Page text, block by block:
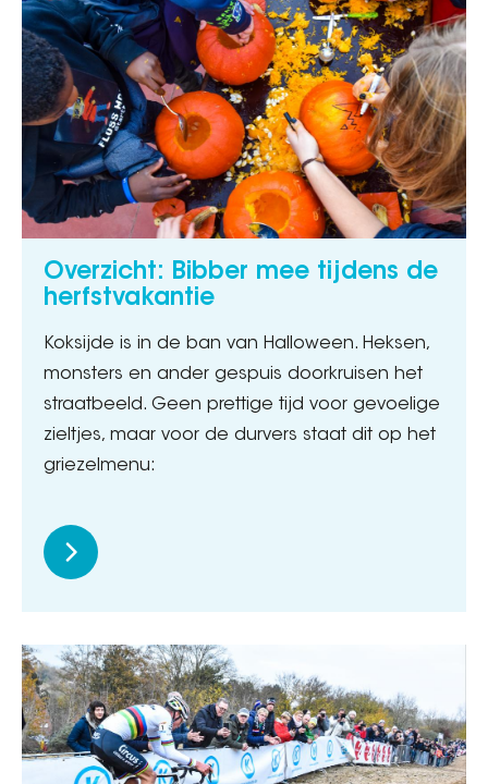
Overzicht: Bibber mee tijdens de
herfstvakantie
Koksijde is in de ban van Halloween. Heksen,
monsters en ander gespuis doorkruisen het
straatbeeld. Geen prettige tijd voor gevoelige
zieltjes, maar voor de durvers staat dit op het
griezelmenu: